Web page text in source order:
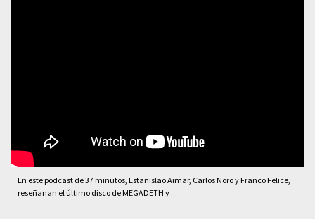
En este podcast de 37 minutos, Estanislao Aimar, Carlos Noro y Franco Felice,
reseñanan el último disco de MEGADETH y ...